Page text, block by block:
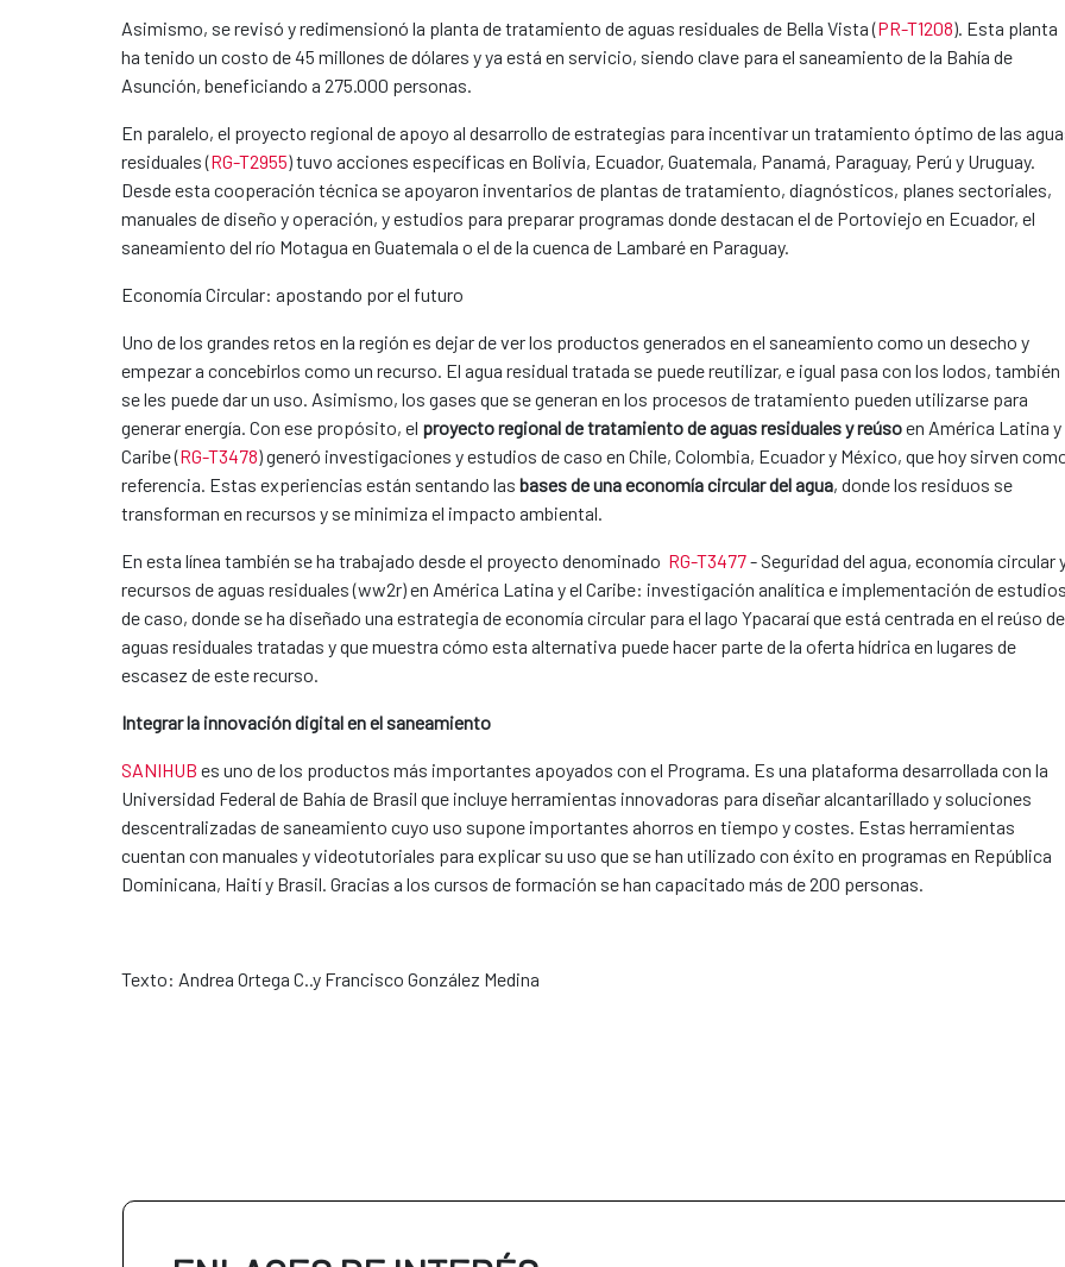
Asimismo, se revisó y redimensionó la planta de tratamiento de aguas residuales de Bella Vista (PR-T1208). Esta planta
ha tenido un costo de 45 millones de dólares y ya está en servicio, siendo clave para el saneamiento de la Bahía de
Asunción, beneficiando a 275.000 personas.
En paralelo, el proyecto regional de apoyo al desarrollo de estrategias para incentivar un tratamiento óptimo de las
residuales (RG-T2955) tuvo acciones específicas en Bolivia, Ecuador, Guatemala, Panamá, Paraguay, Perú y Uruguay.
Desde esta cooperación técnica se apoyaron inventarios de plantas de tratamiento, diagnósticos, planes sectoriales,
manuales de diseño y operación, y estudios para preparar programas donde destacan el de Portoviejo en Ecuador, el
saneamiento del río Motagua en Guatemala o el de la cuenca de Lambaré en Paraguay.
Economía Circular: apostando por el futuro
Uno de los grandes retos en la región es dejar de ver los productos generados en el saneamiento como un desecho y
empezar a concebirlos como un recurso. El agua residual tratada ​​se puede reutilizar​,​ e igual pasa con los lodos, también
se les puede dar un uso. ​Asimismo, ​​los gases que se generan en los procesos de tratamiento pueden utilizarse para
generar energía. Con ese propósito, el proyecto regional de tratamiento de aguas residuales y reúsoen América Latina y
Caribe (RG-T3478) generó investigaciones y estudios de caso en Chile, Colombia, Ecuador y México, que hoy sirven
referencia. Estas experiencias están sentando las bases de una economía circular del agua, donde los residuos se
transforman en recursos y se minimiza el impacto ambiental.
En esta línea también se ha trabajado desde ​el proyecto denominado ​ RG-T3477- Seguridad del agua, economía circular
recursos de aguas residuales (ww2r) en América Latina y el Caribe: investigación analítica e implementación de
de caso, donde se ha diseñado una estrategia de economía circular para el lago Ypacaraí que está centrada en el reúso de
aguas residuales tratadas y que muestra cómo esta alternativa puede hacer parte de la oferta hídrica en lugares de
escasez de este recurso.
Integrar la innovación digital en el saneamiento
SANIHUB ​ es uno de los productos más importantes apoyados con el Programa. Es una plataforma desarrollada con la
Universidad Federal de Bahía de Brasil que incluye herramientas innovadoras para diseñar alcantarillado y soluciones
descentralizadas de saneamiento cuyo uso supone importantes ahorros en tiempo y costes. Estas herramientas
cuentan con manuales y videotutoriales para explicar su uso que se han utilizado con éxito en programas en República
Dominicana, Haití y Brasil. Gracias a los cursos de formación se han capacitado más de 200 personas.
Texto: Andrea Ortega C..y Francisco González Medina